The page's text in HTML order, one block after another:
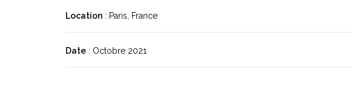
Location : Paris, France
Date : Octobre 2021